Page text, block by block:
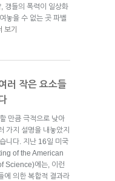
갱들의 폭력이 일상화
놓을 수 없는 곳 파벨
보기
러 작은 요소들
만큼 극적으로 낮아
가지 설명을 내놓았지
니다. 지난 16일 미국
of the American
Science)에는, 이런
에 의한 복합적 결과라